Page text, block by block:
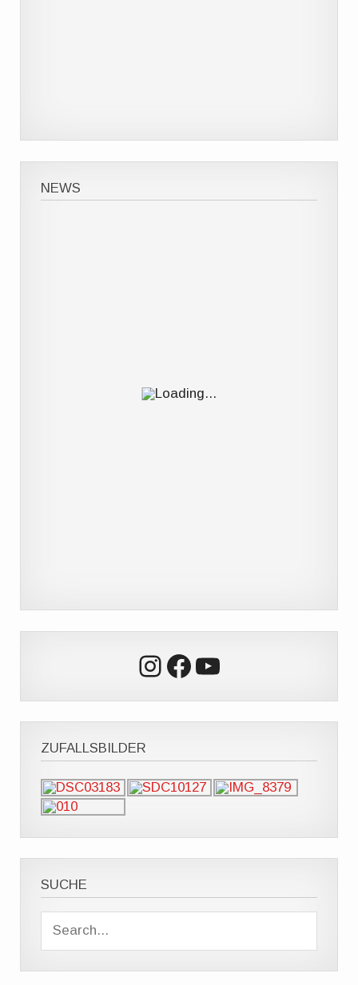
NEWS
Instagram
Facebook
YouTube
ZUFALLSBILDER
SUCHE